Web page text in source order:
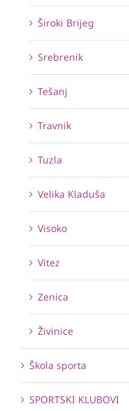
Široki Brijeg
Srebrenik
Tešanj
Travnik
Tuzla
Velika Kladuša
Visoko
Vitez
Zenica
Živinice
Škola sporta
SPORTSKI KLUBOVI